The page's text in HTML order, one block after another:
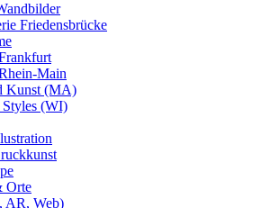
Friedensbrücke
Main
Kunst (MA)
(WI)
Orte
AR, Web)